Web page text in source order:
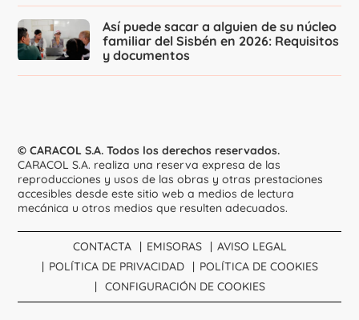
Así puede sacar a alguien de su núcleo
familiar del Sisbén en 2026: Requisitos
y documentos
© CARACOL S.A. Todos los derechos reservados.
CARACOL S.A. realiza una reserva expresa de las
reproducciones y usos de las obras y otras prestaciones
accesibles desde este sitio web a medios de lectura
mecánica u otros medios que resulten adecuados.
CONTACTA EMISORAS
AVISO LEGAL
POLÍTICA DE PRIVACIDAD
POLÍTICA DE COOKIES
CONFIGURACIÓN DE COOKIES